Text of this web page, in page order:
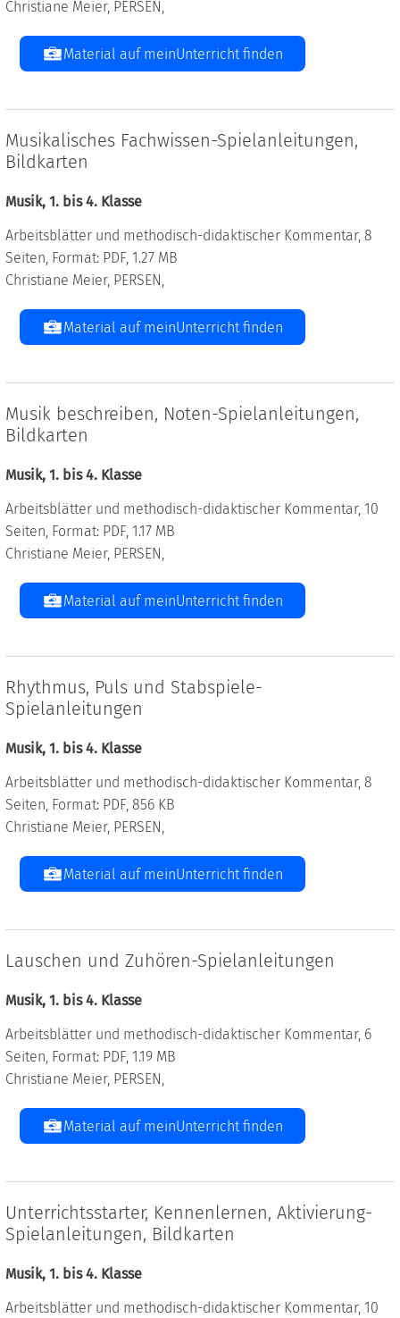
Christiane Meier, PERSEN,
Material auf meinUnterricht finden
Musikalisches Fachwissen-Spielanleitungen,
Bildkarten
Musik, 1. bis 4. Klasse
Arbeitsblätter und methodisch-didaktischer Kommentar, 8
Seiten, Format: PDF, 1.27 MB
Christiane Meier, PERSEN,
Material auf meinUnterricht finden
Musik beschreiben, Noten-Spielanleitungen,
Bildkarten
Musik, 1. bis 4. Klasse
Arbeitsblätter und methodisch-didaktischer Kommentar, 10
Seiten, Format: PDF, 1.17 MB
Christiane Meier, PERSEN,
Material auf meinUnterricht finden
Rhythmus, Puls und Stabspiele-
Spielanleitungen
Musik, 1. bis 4. Klasse
Arbeitsblätter und methodisch-didaktischer Kommentar, 8
Seiten, Format: PDF, 856 KB
Christiane Meier, PERSEN,
Material auf meinUnterricht finden
Lauschen und Zuhören-Spielanleitungen
Musik, 1. bis 4. Klasse
Arbeitsblätter und methodisch-didaktischer Kommentar, 6
Seiten, Format: PDF, 1.19 MB
Christiane Meier, PERSEN,
Material auf meinUnterricht finden
Unterrichtsstarter, Kennenlernen, Aktivierung-
Spielanleitungen, Bildkarten
Musik, 1. bis 4. Klasse
Arbeitsblätter und methodisch-didaktischer Kommentar, 10